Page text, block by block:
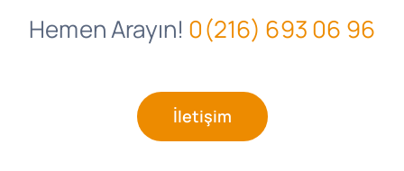
Hemen Arayın! 0(216) 693 06 96
İletişim